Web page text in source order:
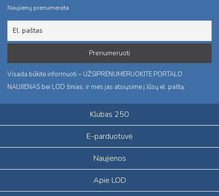
Naujienų prenumerata
Visada būkite informuoti – UŽSIPRENUMERUOKITE PORTALO
NAUJIENAS bei LOD žinias, ir mes jas atsiųsime į Jūsų el. paštą.
Klubas 250
E-parduotuvė
Naujienos
Apie LOD